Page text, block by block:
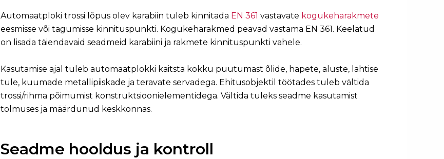
Automaatploki trossi lõpus olev karabiin tuleb kinnitada EN 361 vastavate kogukeharakmete
eesmisse või tagumisse kinnituspunkti. Kogukeharakmed peavad vastama EN 361. Keelatud
on lisada täiendavaid seadmeid karabiini ja rakmete kinnituspunkti vahele.
Kasutamise ajal tuleb automaatplokki kaitsta kokku puutumast õlide, hapete, aluste, lahtise
tule, kuumade metallipiiskade ja teravate servadega. Ehitusobjektil töötades tuleb vältida
trossi/rihma põimumist konstruktsioonielementidega. Vältida tuleks seadme kasutamist
tolmuses ja määrdunud keskkonnas.
Seadme hooldus ja kontroll